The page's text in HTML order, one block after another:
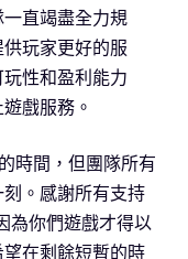
直竭盡全力規
玩家更好的服
性和盈利能力
戲服務。
時間，但團隊所有
。感謝所有支持
為你們遊戲才得以
在剩餘短暫的時